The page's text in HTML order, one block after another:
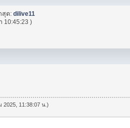
สุด:dilive11
10:45:23 )
2025, 11:38:07 น.)